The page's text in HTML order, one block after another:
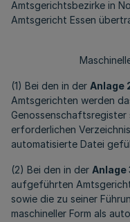
Amtsgerichtsbezirke in
Amtsgericht Essen
(1) Bei den in der Anlage
Amtsgerichten werden
Genossenschaftsregister
erforderlichen
automatisierte Datei
(2) Bei den in der Anlage
aufgeführten
sowie die zu seiner
maschineller Form als